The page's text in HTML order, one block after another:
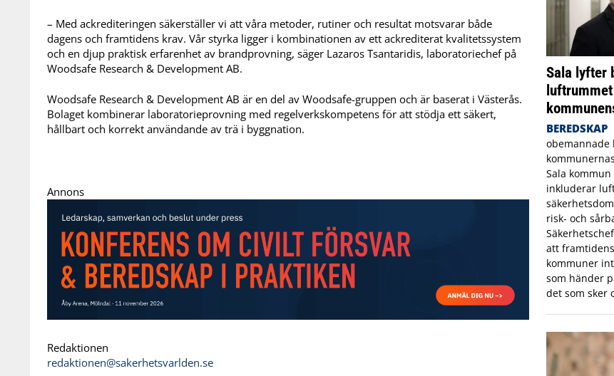
– Med ackrediteringen säkerställer vi att våra metoder, rutiner och resultat motsvarar både
dagens och framtidens krav. Vår styrka ligger i kombinationen av ett ackrediterat kvalitetssystem
och en djup praktisk erfarenhet av brandprovning, säger Lazaros Tsantaridis, laboratoriechef på
Woodsafe Research & Development AB.
Woodsafe Research & Development AB är en del av Woodsafe-gruppen och är baserat i Västerås.
Bolaget kombinerar laboratorieprovning med regelverkskompetens för att stödja ett säkert,
hållbart och korrekt användande av trä i byggnation.
Annons
Redaktionen
redaktionen@sakerhetsvarlden.se
Sala lyfter
BEREDSKAP
Sala
inkluderar
risk- och
att
kommuner
som händer
det som sker